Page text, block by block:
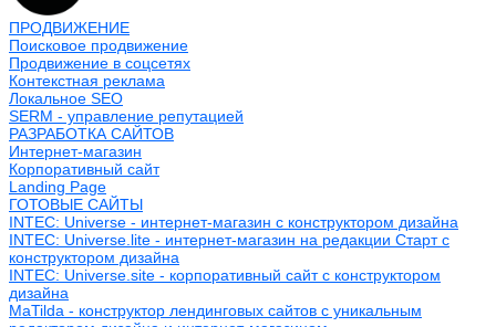
ПРОДВИЖЕНИЕ
Поисковое продвижение
Продвижение в соцсетях
Контекстная реклама
Локальное SEO
SERM - управление репутацией
РАЗРАБОТКА САЙТОВ
Интернет-магазин
Корпоративный сайт
Landing Page
ГОТОВЫЕ САЙТЫ
INTEC: Universe - интернет-магазин с конструктором дизайна
INTEC: Universe.lite - интернет-магазин на редакции Старт с
конструктором дизайна
INTEC: Universe.site - корпоративный сайт с конструктором
дизайна
MaTilda - конструктор лендинговых сайтов с уникальным